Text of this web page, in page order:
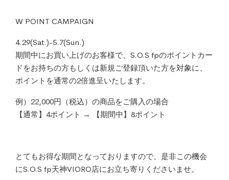
W POINT CAMPAIGN
4.29(Sat.)-5.7(Sun.)
期間中にお買い上げのお客様で、S.O.S fpのポイントカー
ドをお持ちの方もしくは新規ご登録頂いた方を対象に、
ポイントを通常の2倍進呈いたします。
例）22,000円（税込）の商品をご購入の場合
【通常】4ポイント → 【期間中】8ポイント
とてもお得な期間となっておりますので、是非この機会
にS.O.S fp天神VIORO店にお立ち寄りくださいませ。